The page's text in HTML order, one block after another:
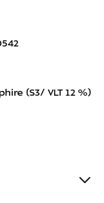
(S3/ VLT 12 %)